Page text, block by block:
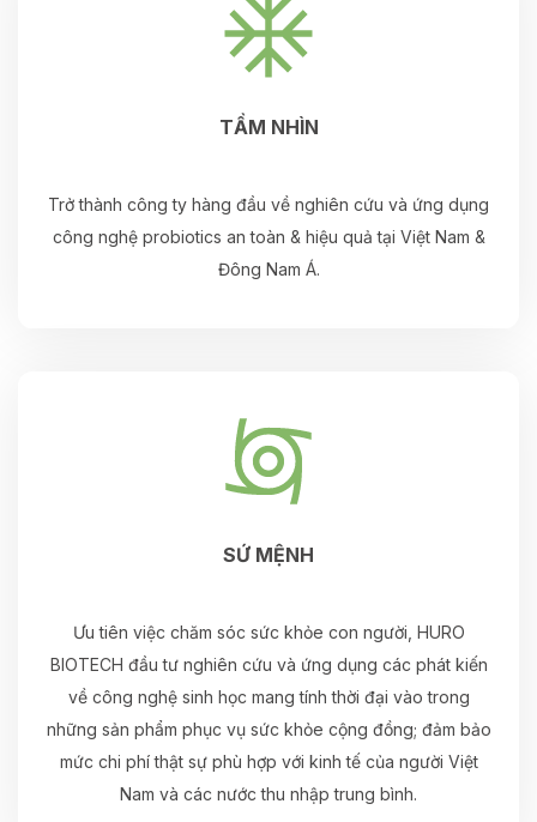
TẦM NHÌN
Trở thành công ty hàng đầu về nghiên cứu và ứng dụng
công nghệ probiotics an toàn & hiệu quả tại Việt Nam &
Đông Nam Á.
SỨ MỆNH
Ưu tiên việc chăm sóc sức khỏe con người, HURO
BIOTECH đầu tư nghiên cứu và ứng dụng các phát kiến
về công nghệ sinh học mang tính thời đại vào trong
những sản phẩm phục vụ sức khỏe cộng đồng; đảm bảo
mức chi phí thật sự phù hợp với kinh tế của người Việt
Nam và các nước thu nhập trung bình.